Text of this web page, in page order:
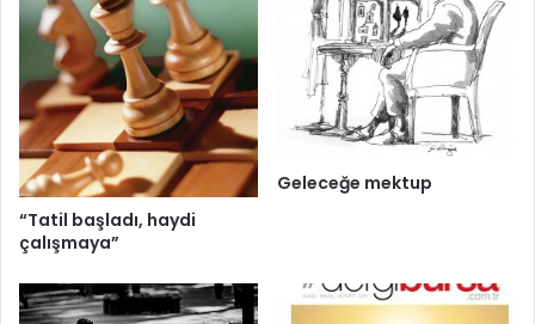
“Tatil başladı, haydi
çalışmaya”
Geleceğe mektup